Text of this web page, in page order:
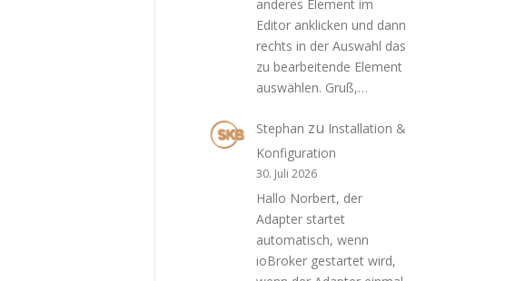
anderes Element im
Editor anklicken und dann
rechts in der Auswahl das
zu bearbeitende Element
auswählen. Gruß,…
Stephan zu Installation &
Konfiguration
30. Juli 2026
Hallo Norbert, der
Adapter startet
automatisch, wenn
ioBroker gestartet wird,